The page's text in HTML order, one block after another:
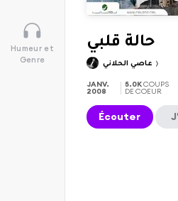
Humeur et
Genre
حالة قلبي
JANV.
2008
5.0KCOUPS
DE COEUR
Écouter